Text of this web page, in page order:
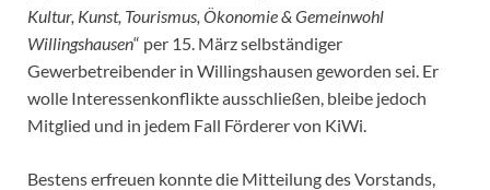
Kultur, Kunst, Tourismus, Ökonomie & Gemeinwohl
Willingshausen“ per 15. März selbständiger
Gewerbetreibender in Willingshausen geworden sei. Er
wolle Interessenkonflikte ausschließen, bleibe jedoch
Mitglied und in jedem Fall Förderer von KiWi.
Bestens erfreuen konnte die Mitteilung des Vorstands,